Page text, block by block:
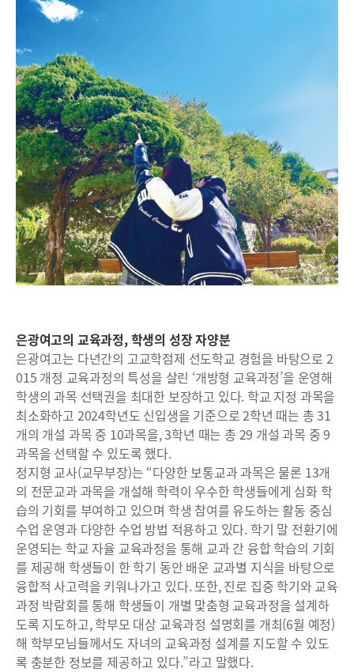
은광여고의 교육과정, 학생의 성장 자양분
은광여고는 다년간의 고교학점제 선도학교 경험을 바탕으로 2
015 개정 교육과정의 특성을 살린 ‘개방형 교육과정’을 운영해
학생의 과목 선택권을 최대한 보장하고 있다. 학교 지정 과목을
최소화하고 2024학년도 신입생을 기준으로 2학년 때는 총 31
개의 개설 과목 중 10과목을, 3학년 때는 총 29 개설 과목 중 9
과목을 선택할 수 있도록 했다.
정지형 교사(교무부장)는 “다양한 보통교과 과목은 물론 13개
의 전문교과 과목을 개설해 학력이 우수한 학생들에게 심화 학
습의 기회를 부여하고 있으며 학생 참여를 유도하는 활동 중심
수업 운영과 다양한 수업 방법 적용하고 있다. 학기 말 전환기에
운영되는 학교 자율 교육과정을 통해 교과 간 융합 학습의 기회
를 제공해 학생들이 한 학기 동안 배운 교과별 지식을 바탕으로
융합적 사고력을 키워나가고 있다. 또한, 진로 집중 학기와 교육
과정 박람회를 통해 학생들이 개별 맟춤형 교육과정을 설계하
도록 지도하고, 학부모 대상 교육과정 설명회를 개최(6월 예정)
해 학부모님들께서도 자녀의 교육과정 설계를 지도할 수 있도
록 충분한 정보를 제공하고 있다.”라고 말했다.